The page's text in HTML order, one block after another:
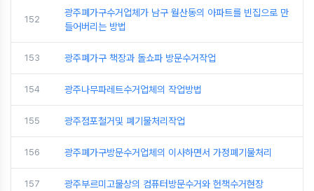
152
광주폐가구수거업체가 남구 월산동의 아파트를 빈집으로 만
들어버리는 방법
153 광주폐가구 책장과 돌쇼파 방문수거작업
154 광주나무파레트수거업체의 작업방법
155 광주점포철거및 폐기물처리작업
156 광주폐가구방문수거업체의 이사하면서 가정폐기물처리
157 광주부르미고물상의 컴퓨터방문수거와 헌책수거현장